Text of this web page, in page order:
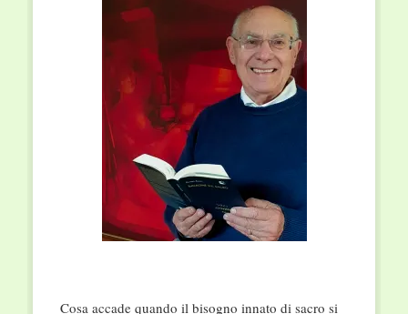
Cosa accade quando il bisogno innato di sacro si